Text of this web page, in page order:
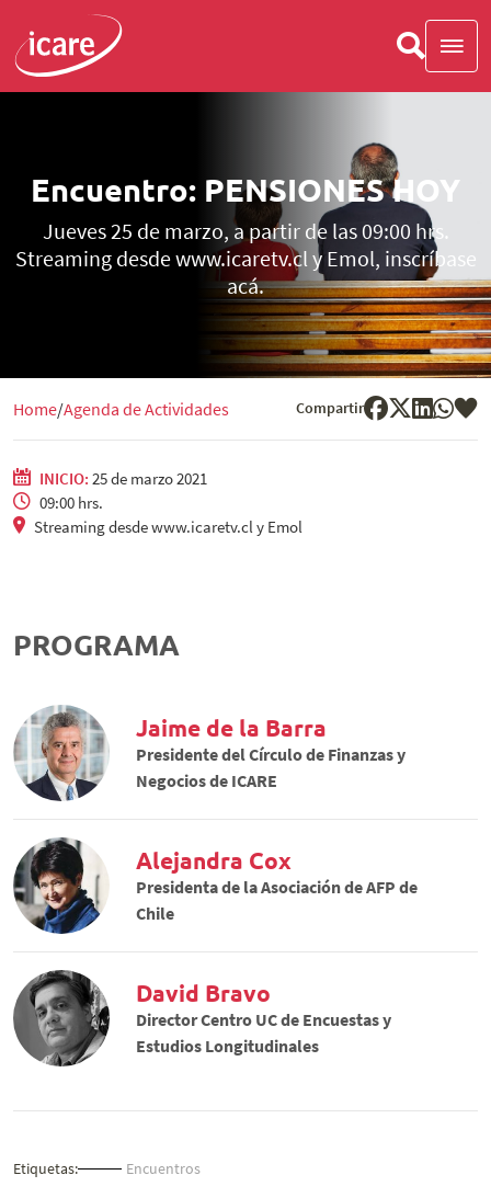
Encuentro: PENSIONES HOY
Jueves 25 de marzo, a partir de las 09:00 hrs.
Streaming desde www.icaretv.cl y Emol, inscríbase
acá.
Home Agenda de Actividades Compartir
INICIO: 25 de marzo 2021
09:00 hrs.
Streaming desde www.icaretv.cl y Emol
PROGRAMA
Jaime de la Barra
Presidente del Círculo de Finanzas y
Negocios de ICARE
Alejandra Cox
Presidenta de la Asociación de AFP de
Chile
David Bravo
Director Centro UC de Encuestas y
Estudios Longitudinales
Etiquetas: Encuentros